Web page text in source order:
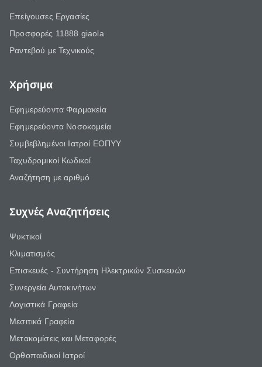
Επείγουσες Εργασίες
Προσφορές 11888 giaola
Ραντεβού με Τεχνικούς
Χρήσιμα
Εφημερεύοντα Φαρμακεία
Εφημερεύοντα Νοσοκομεία
Συμβεβλημένοι Ιατροί ΕΟΠΥΥ
Ταχυδρομικοί Κωδικοί
Αναζήτηση με αριθμό
Συχνές Αναζητήσεις
Ψυκτικοί
Κλιματισμός
Επισκευές - Συντήρηση Ηλεκτρικών Συσκευών
Συνεργεία Αυτοκινήτων
Λογιστικά Γραφεία
Μεσιτικά Γραφεία
Μετακομίσεις και Μεταφορές
Ορθοπαιδικοί Ιατροί